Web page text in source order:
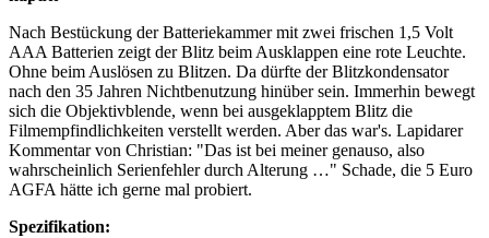
Nach Bestückung der Batteriekammer mit zwei frischen 1,5 Volt
AAA Batterien zeigt der Blitz beim Ausklappen eine rote Leuchte.
Ohne beim Auslösen zu Blitzen. Da dürfte der Blitzkondensator
nach den 35 Jahren Nichtbenutzung hinüber sein. Immerhin bewegt
sich die Objektivblende, wenn bei ausgeklapptem Blitz die
Filmempfindlichkeiten verstellt werden. Aber das war's. Lapidarer
Kommentar von Christian: "Das ist bei meiner genauso, also
wahrscheinlich Serienfehler durch Alterung …" Schade, die 5 Euro
AGFA hätte ich gerne mal probiert.
Spezifikation: